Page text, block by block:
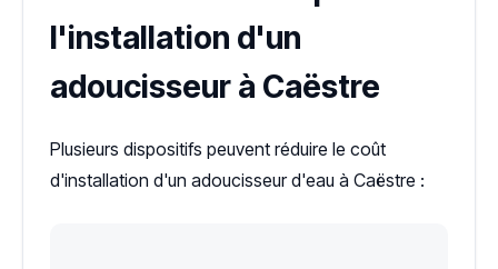
l'installation d'un
adoucisseur à Caëstre
Plusieurs dispositifs peuvent réduire le coût
d'installation d'un adoucisseur d'eau à Caëstre :